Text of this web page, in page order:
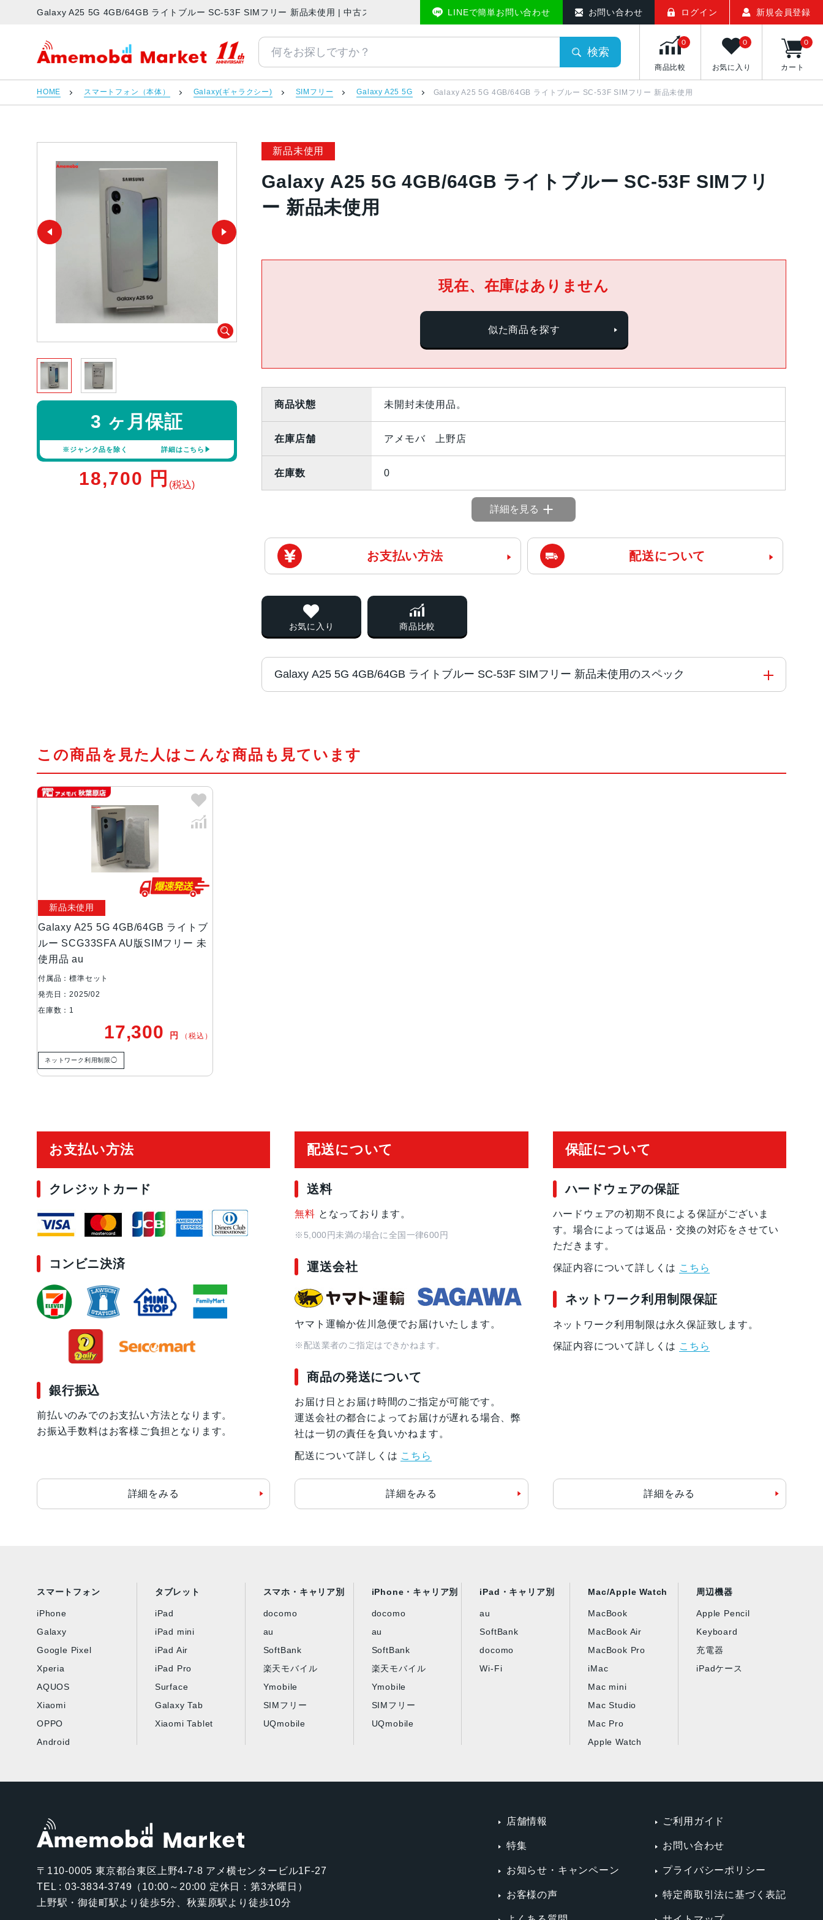
Galaxy A25 5G 4GB/64GB ライトブルー SC-53F SIMフリー 新品未使用 | 中古スマホ販売のアメモバマーケットLINEで簡単お問い合わせ お問い合わせ ログイン 新規会員登録
アメモバマーケット
検索
商品比較
0
お気に入り
0
カート
0
HOME スマートフォン（本体） Galaxy(ギャラクシー) SIMフリー Galaxy A25 5G Galaxy A25 5G 4GB/64GB ライトブルー SC-53F SIMフリー 新品未使用
新品未使用
Galaxy A25 5G 4GB/64GB ライトブルー SC-53F SIMフリ
ー 新品未使用
3 ヶ月保証
※ジャンク品を除く 詳細はこちら
18,700 円 (税込)
現在、在庫はありません
似た商品を探す
商品状態 未開封未使用品。
在庫店舗 アメモバ 上野店
在庫数 0
詳細を見る
お支払い方法 配送について
お気に入り 商品比較
Galaxy A25 5G 4GB/64GB ライトブルー SC-53F SIMフリー 新品未使用のスペック
カラー
この商品を見た人はこんな商品も見ています
Galaxy A25 5G 4GB/64GB ライトブ
ルー SCG33SFA AU版SIMフリー 未
使用品 au
新品未使用
付属品：標準セット
発売日：2025/02
在庫数：1
17,300 円 （税込）
ネットワーク利用制限◯
お支払い方法
クレジットカード
コンビニ決済
銀行振込
前払いのみでのお支払い方法となります。
お振込手数料はお客様ご負担となります。
詳細をみる
配送について
送料
無料 となっております。
※5,000円未満の場合に全国一律600円
運送会社
ヤマト運輸か佐川急便でお届けいたします。
※配送業者のご指定はできかねます。
商品の発送について
お届け日とお届け時間のご指定が可能です。
運送会社の都合によってお届けが遅れる場合、弊
社は一切の責任を負いかねます。
配送について詳しくは こちら
詳細をみる
保証について
ハードウェアの保証
ハードウェアの初期不良による保証がございま
す。場合によっては返品・交換の対応をさせてい
ただきます。
保証内容について詳しくは こちら
ネットワーク利用制限保証
ネットワーク利用制限は永久保証致します。
保証内容について詳しくは こちら
詳細をみる
スマートフォン
iPhone
Galaxy
Google Pixel
Xperia
AQUOS
Xiaomi
OPPO
Android
タブレット
iPad
iPad mini
iPad Air
iPad Pro
Surface
Galaxy Tab
Xiaomi Tablet
スマホ・キャリア別
docomo
au
SoftBank
楽天モバイル
Ymobile
SIMフリー
UQmobile
iPhone・キャリア別
docomo
au
SoftBank
楽天モバイル
Ymobile
SIMフリー
UQmobile
iPad・キャリア別
au
SoftBank
docomo
Wi-Fi
Mac/Apple Watch
MacBook
MacBook Air
MacBook Pro
iMac
Mac mini
Mac Studio
Mac Pro
Apple Watch
周辺機器
Apple Pencil
Keyboard
充電器
iPadケース
〒110-0005 東京都台東区上野4-7-8 アメ横センタービル1F-27
TEL : 03-3834-3749（10:00～20:00 定休日：第3水曜日）
上野駅・御徒町駅より徒歩5分、秋葉原駅より徒歩10分
店舗情報
特集
お知らせ・キャンペーン
お客様の声
ご利用ガイド
お問い合わせ
プライバシーポリシー
特定商取引法に基づく表記